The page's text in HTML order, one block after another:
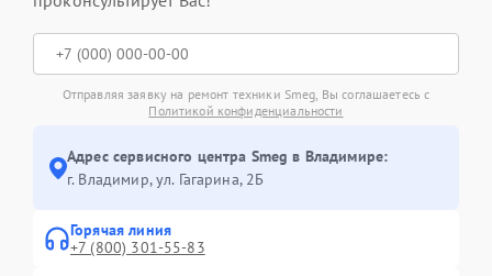
Отправляя заявку на ремонт техники Smeg, Вы соглашаетесь с
Политикой конфиденциальности
Адрес сервисного центра Smeg в Владимире:
г. Владимир, ул. Гагарина, 2Б
Горячая линия
+7 (800) 301-55-83